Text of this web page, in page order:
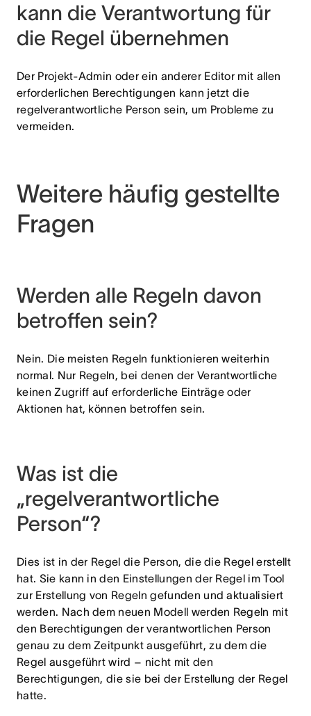
kann die Verantwortung für
die Regel übernehmen
Der Projekt-Admin oder ein anderer Editor mit allen
erforderlichen Berechtigungen kann jetzt die
regelverantwortliche Person sein, um Probleme zu
vermeiden.
Weitere häufig gestellte
Fragen
Werden alle Regeln davon
betroffen sein?
Nein. Die meisten Regeln funktionieren weiterhin
normal. Nur Regeln, bei denen der Verantwortliche
keinen Zugriff auf erforderliche Einträge oder
Aktionen hat, können betroffen sein.
Was ist die
„regelverantwortliche
Person“?
Dies ist in der Regel die Person, die die Regel erstellt
hat. Sie kann in den Einstellungen der Regel im Tool
zur Erstellung von Regeln gefunden und aktualisiert
werden. Nach dem neuen Modell werden Regeln mit
den Berechtigungen der verantwortlichen Person
genau zu dem Zeitpunkt ausgeführt, zu dem die
Regel ausgeführt wird – nicht mit den
Berechtigungen, die sie bei der Erstellung der Regel
hatte.